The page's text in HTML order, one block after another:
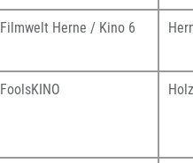
Filmwelt Herne / Kino 6
FoolsKINO